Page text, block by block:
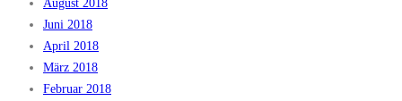
Juni 2018
April 2018
März 2018
Februar 2018